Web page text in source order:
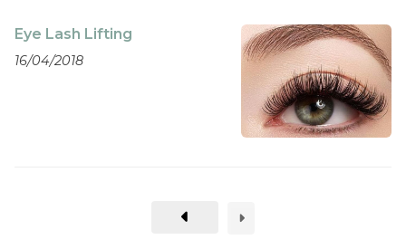
Eye Lash Lifting
16/04/2018